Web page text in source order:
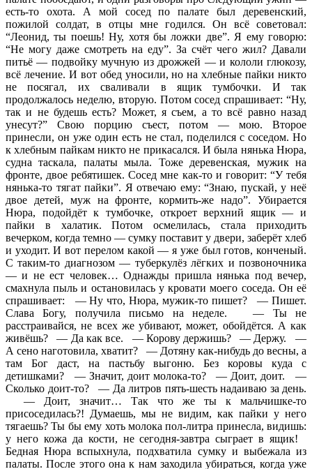
есть-то охота. А мой сосед по палате был деревенский,
пожилой солдат, в отцы мне годился. Он всё советовал:
“Леонид, ты поешь! Ну, хотя бы ложки две”. Я ему говорю:
“Не могу даже смотреть на еду”. За счёт чего жил? Давали
питьё — подвойку мучную из дрожжей — и кололи глюкозу,
всё лечение. И вот обед уносили, но на хлебные пайки никто
не посягал, их сваливали в ящик тумбочки. И так
продолжалось неделю, вторую. Потом сосед спрашивает: “Ну,
так и не будешь есть? Может, я съем, а то всё равно назад
унесут?” Свою порцию съест, потом — мою. Второе
принесли, он уже один есть не стал, поделился с соседом. Но
к хлебным пайкам никто не прикасался. И была нянька Нюра,
судна таскала, палаты мыла. Тоже деревенская, мужик на
фронте, двое ребятишек. Сосед мне как-то и говорит: “У тебя
нянька-то тягат пайки”. Я отвечаю ему: “Знаю, пускай, у неё
двое детей, муж на фронте, кормить-же надо”. Убирается
Нюра, подойдёт к тумбочке, откроет верхний ящик — и
пайки в халатик. Потом осмелилась, стала приходить
вечерком, когда темно — сумку поставит у двери, заберёт хлеб
и уходит. И вот перелом какой — я уже был готов, конченый.
С таким-то диагнозом — туберкулёз лёгких и позвоночника
— и не ест человек… Однажды пришла нянька под вечер,
смахнула пыль и остановилась у кровати моего соседа. Он её
спрашивает: — Ну что, Нюра, мужик-то пишет? — Пишет.
Слава Богу, получила письмо на неделе. — Ты не
расстраивайся, не всех же убивают, может, обойдётся. А как
живёшь? — Да как все. — Корову держишь? — Держу. —
А сено наготовила, хватит? — Дотяну как-нибудь до весны, а
там Бог даст, на пастьбу выгоню. Без коровы куда с
детишками? — Значит, доит молока-то? — Доит, доит. —
Сколько доит-то? — Да литров пять-шесть надаиваю за день.
— Доит, значит… Так что же ты к мальчишке-то
присоседилась?! Думаешь, мы не видим, как пайки у него
тягаешь? Ты бы ему хоть молока пол-литра принесла, видишь:
у него кожа да кости, не сегодня-завтра сыграет в ящик!
Бедная Нюра вспыхнула, подхватила сумку и выбежала из
палаты. После этого она к нам заходила убираться, когда уже